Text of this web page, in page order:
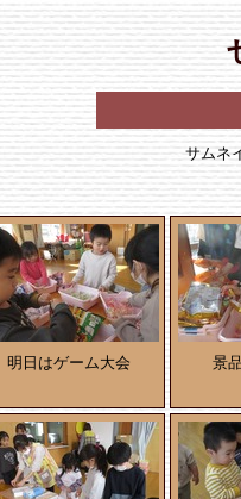
サムネ
明日はゲーム大会 景